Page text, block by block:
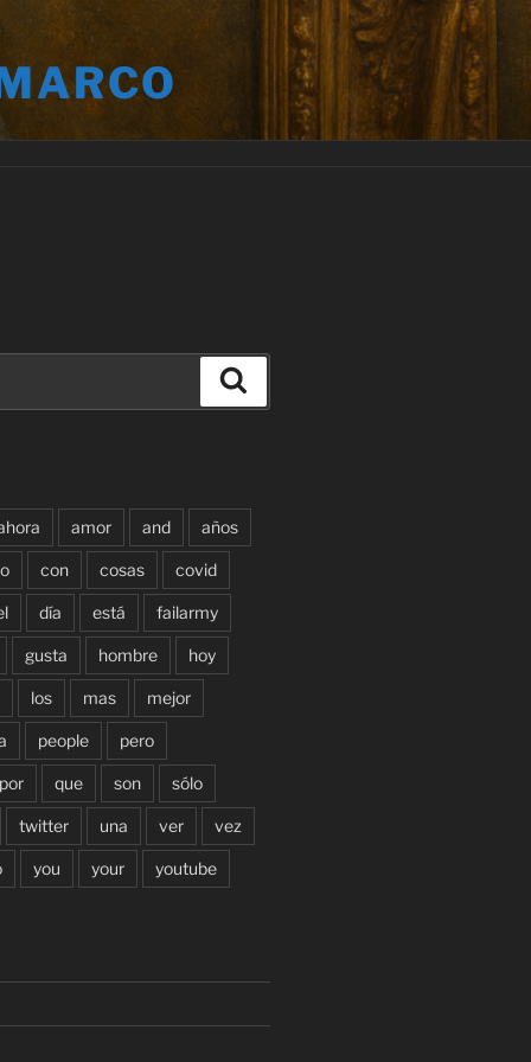
amor and años
con cosas covid
día está failarmy
gusta hombre hoy
los mas mejor
people pero
que son sólo
twitter una ver vez
you your youtube